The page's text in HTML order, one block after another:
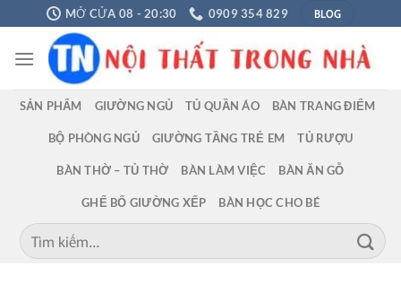
Chuyển
đến
nội
MỞ CỬA 08 - 20:30 0909 354 829 BLOG
SẢN PHẨM GIƯỜNG NGỦ TỦ QUẦN ÁO BÀN TRANG ĐIỂM
BỘ PHÒNG NGỦ GIƯỜNG TẦNG TRẺ EM TỦ RƯỢU
BÀN THỜ – TỦ THỜ BÀN LÀM VIỆC BÀN ĂN GỖ
GHẾ BỐ GIƯỜNG XẾP BÀN HỌC CHO BÉ
Tìm
kiếm: